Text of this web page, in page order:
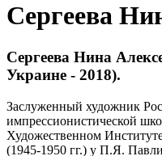
Сергеева
Сергеева Нина
Украине - 2018).
Заслуженный художник
импрессионистической
Художественном
(1945-1950 гг.) у П.Я.